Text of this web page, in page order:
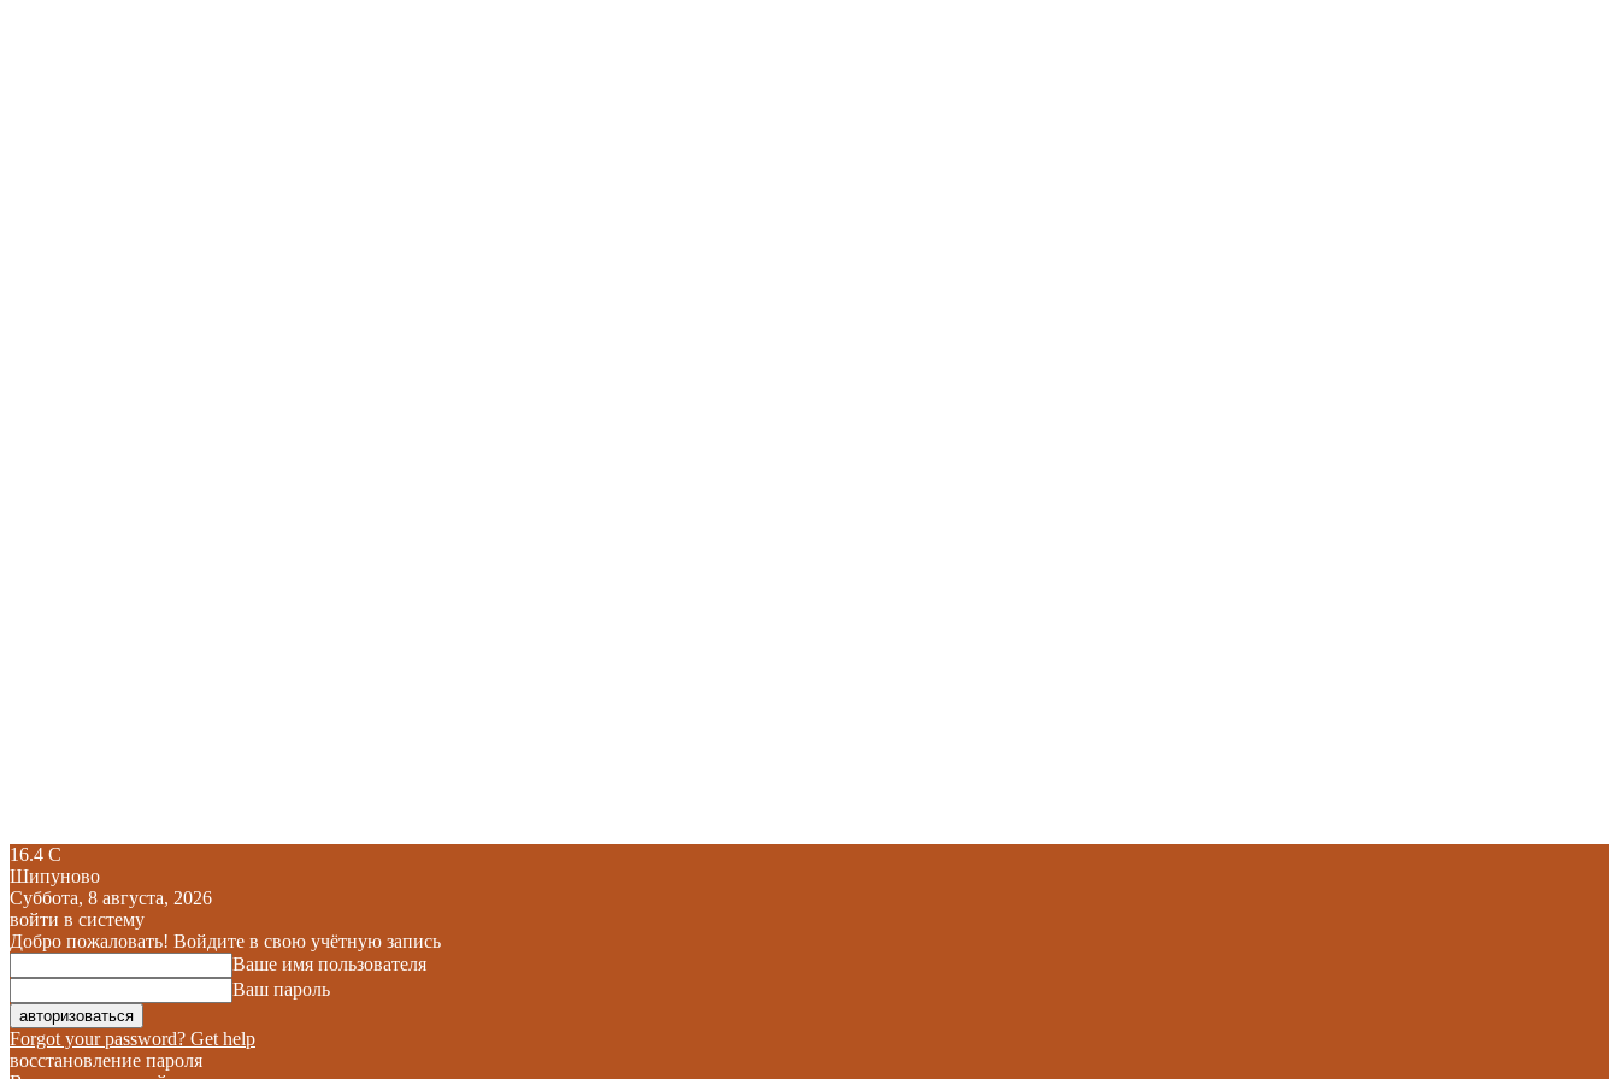
16.4 C
Шипуново
Суббота, 8 августа, 2026
войти в систему
Добро пожаловать! Войдите в свою учётную запись
Ваше имя пользователя
Ваш пароль
Forgot your password? Get help
восстановление пароля